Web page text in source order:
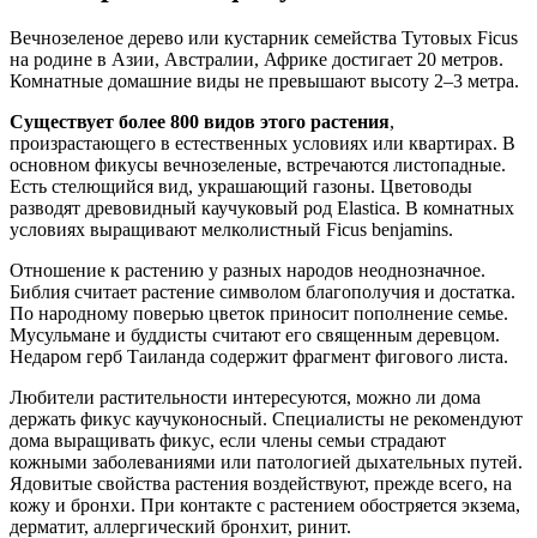
Вечнозеленое дерево или кустарник семейства Тутовых Ficus
на родине в Азии, Австралии, Африке достигает 20 метров.
Комнатные домашние виды не превышают высоту 2–3 метра.
Существует более 800 видов этого растения,
произрастающего в естественных условиях или квартирах. В
основном фикусы вечнозеленые, встречаются листопадные.
Есть стелющийся вид, украшающий газоны. Цветоводы
разводят древовидный каучуковый род Elastica. В комнатных
условиях выращивают мелколистный Ficus benjamins.
Отношение к растению у разных народов неоднозначное.
Библия считает растение символом благополучия и достатка.
По народному поверью цветок приносит пополнение семье.
Мусульмане и буддисты считают его священным деревцом.
Недаром герб Таиланда содержит фрагмент фигового листа.
Любители растительности интересуются, можно ли дома
держать фикус каучуконосный. Специалисты не рекомендуют
дома выращивать фикус, если члены семьи страдают
кожными заболеваниями или патологией дыхательных путей.
Ядовитые свойства растения воздействуют, прежде всего, на
кожу и бронхи. При контакте с растением обостряется экзема,
дерматит, аллергический бронхит, ринит.